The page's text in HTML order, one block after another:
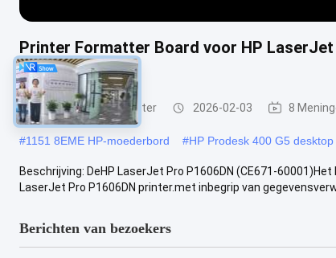
Printer Formatter Board voor HP LaserJet
Board Originele
Printbord van de printer 2026-02-03 8
#1151 8EME HP-moederbord #HP Prodesk 400 G5
Beschrijving: DeHP LaserJet Pro P1606DN (CE671-
LaserJet Pro P1606DN printer.met inbegrip van
Berichten van bezoekers